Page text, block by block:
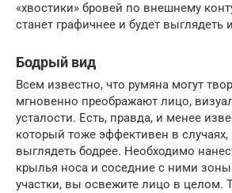
«хвостики» бровей по внешнему
станет графичнее и будет выглядеть
Бодрый вид
Всем известно, что румяна могут
мгновенно преображают лицо,
усталости. Есть, правда, и менее
который тоже эффективен в случаях,
выглядеть бодрее. Необходимо
крылья носа и соседние с ними
участки, вы освежите лицо в целом.